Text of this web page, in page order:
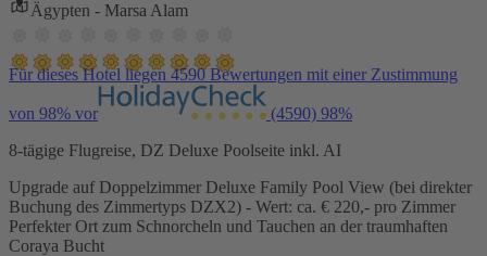
Ägypten - Marsa Alam
Für dieses Hotel liegen 4590 Bewertungen mit einer Zustimmung
von 98% vor (4590) 98%
8-tägige Flugreise, DZ Deluxe Poolseite inkl. AI
Upgrade auf Doppelzimmer Deluxe Family Pool View (bei direkter
Buchung des Zimmertyps DZX2) - Wert: ca. € 220,- pro Zimmer
Perfekter Ort zum Schnorcheln und Tauchen an der traumhaften
Coraya Bucht